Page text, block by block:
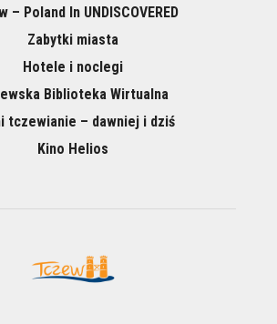
– Poland In UNDISCOVERED
Zabytki miasta
Hotele i noclegi
Biblioteka Wirtualna
tczewianie – dawniej i dziś
Kino Helios